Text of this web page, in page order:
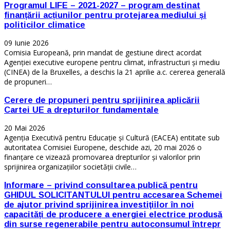
Programul LIFE – 2021-2027 – program destinat
finanțării acțiunilor pentru protejarea mediului și
politicilor climatice
09 Iunie 2026
Comisia Europeană, prin mandat de gestiune direct acordat
Agenției executive europene pentru climat, infrastructuri și mediu
(CINEA) de la Bruxelles, a deschis la 21 aprilie a.c. cererea generală
de propuneri…
Cerere de propuneri pentru sprijinirea aplicării
Cartei UE a drepturilor fundamentale
20 Mai 2026
Agenția Executivă pentru Educație și Cultură (EACEA) entitate sub
autoritatea Comisiei Europene, deschide azi, 20 mai 2026 o
finanțare ce vizează promovarea drepturilor și valorilor prin
sprijinirea organizațiilor societății civile…
Informare – privind consultarea publică pentru
GHIDUL SOLICITANTULUI pentru accesarea Schemei
de ajutor privind sprijinirea investiţiilor în noi
capacități de producere a energiei electrice produsă
din surse regenerabile pentru autoconsumul întrepr